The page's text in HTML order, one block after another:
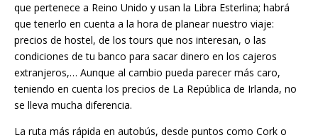
que pertenece a Reino Unido y usan la Libra Esterlina; habrá
que tenerlo en cuenta a la hora de planear nuestro viaje:
precios de hostel, de los tours que nos interesan, o las
condiciones de tu banco para sacar dinero en los cajeros
extranjeros,… Aunque al cambio pueda parecer más caro,
teniendo en cuenta los precios de La República de Irlanda, no
se lleva mucha diferencia.
La ruta más rápida en autobús, desde puntos como Cork o